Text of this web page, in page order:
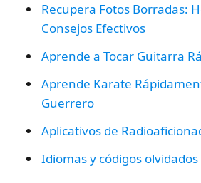
Recupera Fotos Borradas:
Consejos Efectivos
Aprende a Tocar Guitarra
Aprende Karate
Guerrero
Aplicativos de
Idiomas y códigos olvidados